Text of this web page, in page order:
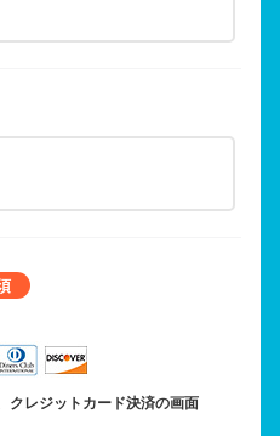
クレジットカード決済の画面